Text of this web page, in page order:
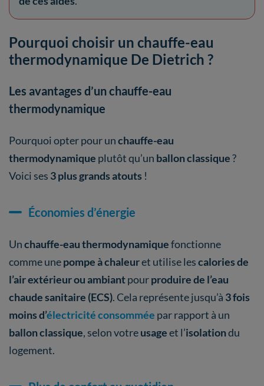
Pourquoi choisir un chauffe-eau
thermodynamique De Dietrich ?
Les avantages d’un chauffe-eau
thermodynamique
Pourquoi opter pour unchauffe-eau
thermodynamique plutôt qu’un ballon classique?
Voici ses 3 plus grands atouts !
Économies d’énergie
Unchauffe-eau thermodynamiquefonctionne
comme unepompe à chaleuret utilise lescalories de
l’air extérieur ou ambiantpourproduire de l’eau
chaude sanitaire (ECS). Cela représente jusqu’à 3 fois
moins d’électricité consommée par rapport à un
ballon classique, selon votreusageet l’isolationdu
logement.